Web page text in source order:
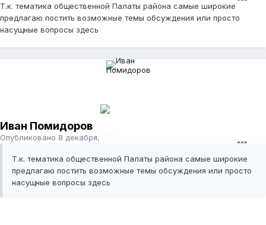
Т.к. тематика общественной Палаты района самые широкие
предлагаю постить возможные темы обсуждения или просто
насущные вопросы здесь
Иван Помидоров
Опубликовано 8 декабря, 2011
Т.к. тематика общественной Палаты района самые широкие
предлагаю постить возможные темы обсуждения или просто
насущные вопросы здесь